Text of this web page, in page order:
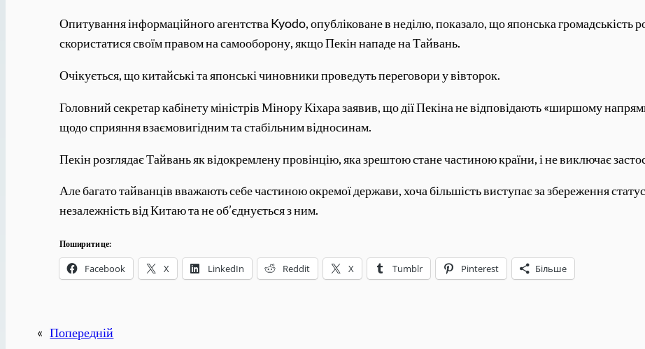
Опитування інформаційного агентства Kyodo, опубліковане в неділю, показало, що японська громадськість
скористатися своїм правом на самооборону, якщо Пекін нападе на Тайвань.
Очікується, що китайські та японські чиновники проведуть переговори у вівторок.
Головний секретар кабінету міністрів Мінору Кіхара заявив, що дії Пекіна не відповідають «ширшому
щодо сприяння взаємовигідним та стабільним відносинам.
Пекін розглядає Тайвань як відокремлену провінцію, яка зрештою стане частиною країни, і не виключає
Але багато тайванців вважають себе частиною окремої держави, хоча більшість виступає за збереження
незалежність від Китаю та не об’єднується з ним.
Поширити це:
Facebook X LinkedIn Reddit X Tumblr Pinterest Більше
« Попередній